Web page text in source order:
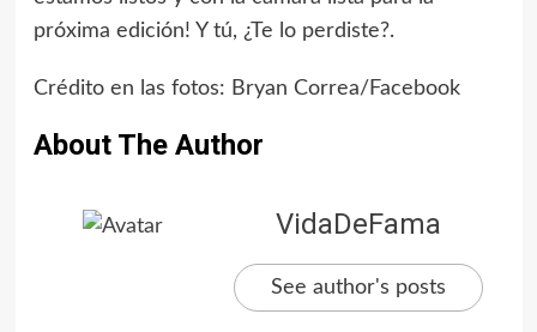
próxima edición! Y tú, ¿Te lo perdiste?.
Crédito en las fotos: Bryan Correa/Facebook
About The Author
VidaDeFama
See author's posts